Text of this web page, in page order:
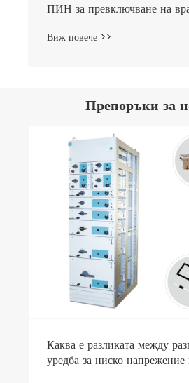
Препоръки за
Съвместими ли са
R8PT на Richge
на Siemens?
Виж повече >>